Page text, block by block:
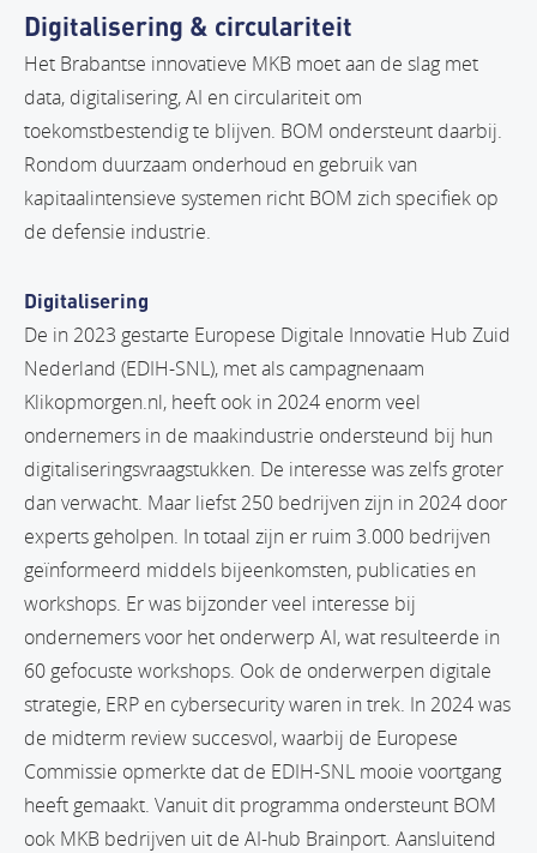
Digitalisering & circulariteit
Het Brabantse innovatieve MKB moet aan de slag met
data, digitalisering, AI en circulariteit om
toekomstbestendig te blijven. BOM ondersteunt daarbij.
Rondom duurzaam onderhoud en gebruik van
kapitaalintensieve systemen richt BOM zich specifiek op
de defensie industrie.
Digitalisering
De in 2023 gestarte Europese Digitale Innovatie Hub Zuid
Nederland (EDIH-SNL), met als campagnenaam
Klikopmorgen.nl, heeft ook in 2024 enorm veel
ondernemers in de maakindustrie ondersteund bij hun
digitaliseringsvraagstukken. De interesse was zelfs groter
dan verwacht. Maar liefst 250 bedrijven zijn in 2024 door
experts geholpen. In totaal zijn er ruim 3.000 bedrijven
geïnformeerd middels bijeenkomsten, publicaties en
workshops. Er was bijzonder veel interesse bij
ondernemers voor het onderwerp AI, wat resulteerde in
60 gefocuste workshops. Ook de onderwerpen digitale
strategie, ERP en cybersecurity waren in trek. In 2024 was
de midterm review succesvol, waarbij de Europese
Commissie opmerkte dat de EDIH-SNL mooie voortgang
heeft gemaakt. Vanuit dit programma ondersteunt BOM
ook MKB bedrijven uit de AI-hub Brainport. Aansluitend